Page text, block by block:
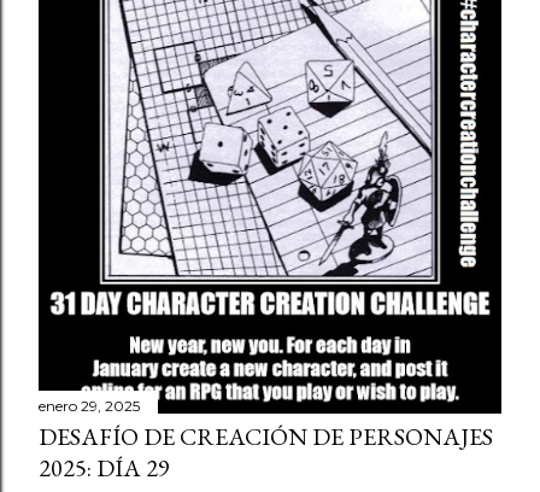
enero 29, 2025
DESAFÍO DE CREACIÓN DE PERSONAJES
2025: DÍA 29